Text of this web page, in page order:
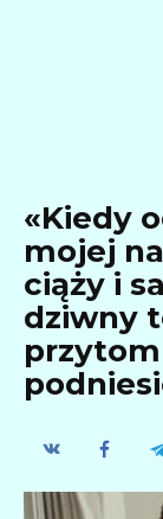
«Kiedy
mojej
ciąży i
dziwny